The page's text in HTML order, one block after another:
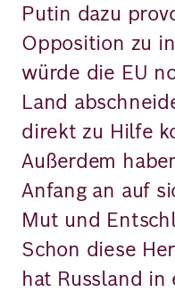
Putin dazu
Opposition zu
würde die EU
Land
direkt zu Hilfe
Außerdem
Anfang an auf
Mut und
Schon diese
hat Russland in